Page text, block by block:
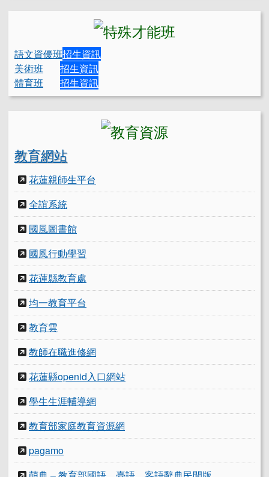
語文資優班招生資訊
美術班
招生資訊
體育班
招生資訊
教育網站
花蓮親師生平台
全誼系統
國風圖書館
國風行動學習
花蓮縣教育處
均一教育平台
教育雲
教師在職進修網
花蓮縣openid入口網站
學生生涯輔導網
教育部家庭教育資源網
pagamo